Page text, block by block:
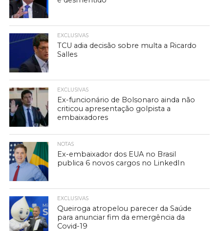
EXCLUSIVAS
TCU adia decisão sobre multa a Ricardo
Salles
EXCLUSIVAS
Ex-funcionário de Bolsonaro ainda não
criticou apresentação golpista a
embaixadores
NOTAS
Ex-embaixador dos EUA no Brasil
publica 6 novos cargos no LinkedIn
EXCLUSIVAS
Queiroga atropelou parecer da Saúde
para anunciar fim da emergência da
Covid-19